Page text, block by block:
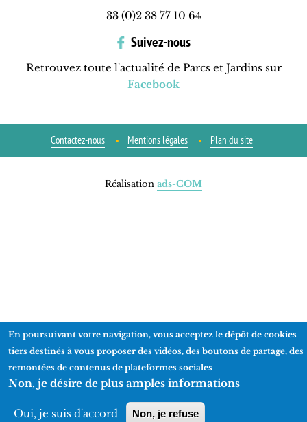
33 (0)2 38 77 10 64
Suivez-nous
Retrouvez toute l'actualité de Parcs et Jardins sur
Facebook
Contactez-nous Mentions légales Plan du site
Réalisation ads-COM
En poursuivant votre navigation, vous acceptez le dépôt de cookies
tiers destinés à vous proposer des vidéos, des boutons de partage, des
remontées de contenus de plateformes sociales
Non, je désire de plus amples informations
Oui, je suis d'accord Non, je refuse